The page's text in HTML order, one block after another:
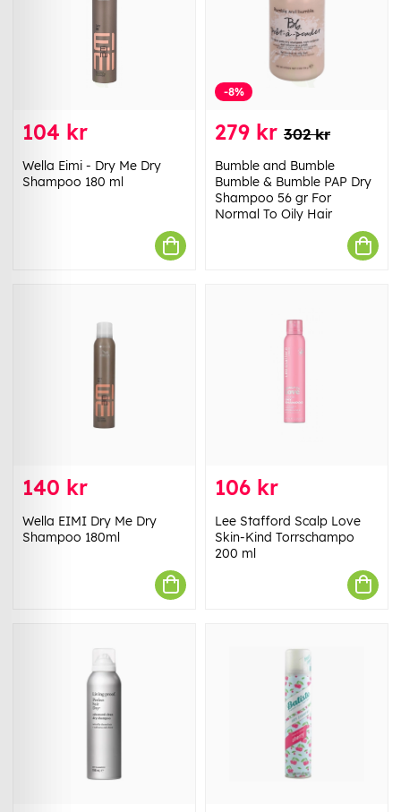
104 kr
Wella Eimi - Dry Me Dry
Shampoo 180 ml
-8%
279 kr 302 kr
Bumble and Bumble
Bumble & Bumble PAP Dry
Shampoo 56 gr For
Normal To Oily Hair
140 kr
Wella EIMI Dry Me Dry
Shampoo 180ml
106 kr
Lee Stafford Scalp Love
Skin-Kind Torrschampo
200 ml